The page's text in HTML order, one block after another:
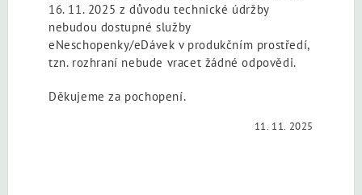
16. 11. 2025 z důvodu technické údržby
nebudou dostupné služby
eNeschopenky/eDávek v produkčním prostředí,
tzn. rozhraní nebude vracet žádné odpovědi.
Děkujeme za pochopení.
11. 11. 2025